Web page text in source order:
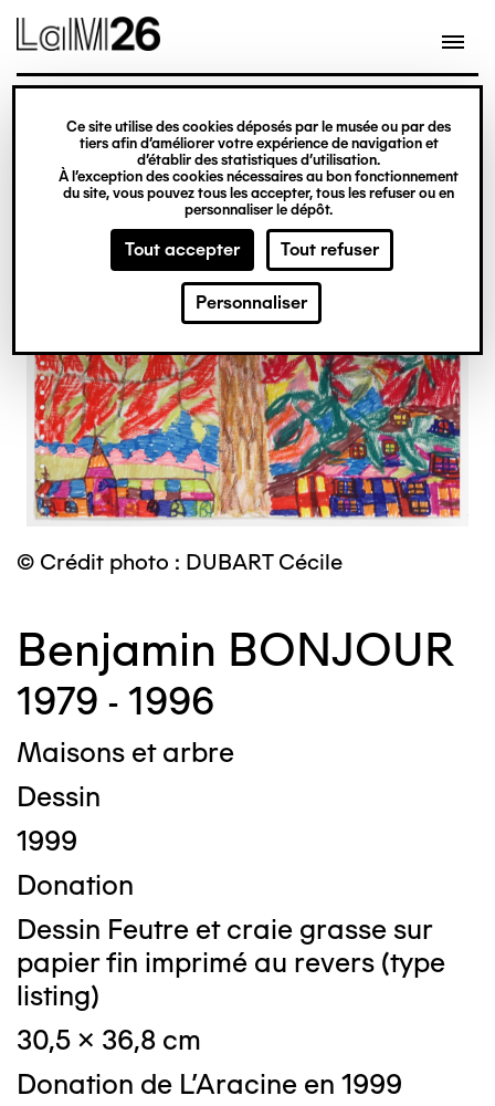
Gestion des cookies
Ce site utilise des cookies déposés par le musée ou par des
tiers afin d’améliorer votre expérience de navigation et
d’établir des statistiques d’utilisation.
À l’exception des cookies nécessaires au bon fonctionnement
du site, vous pouvez tous les accepter, tous les refuser ou en
personnaliser le dépôt.
Tout accepter Tout refuser
Personnaliser
contenu
© Crédit photo : DUBART Cécile
Benjamin BONJOUR
1979 - 1996
Maisons et arbre
Dessin
1999
Donation
Dessin Feutre et craie grasse sur
papier fin imprimé au revers (type
listing)
30,5 x 36,8 cm
Donation de L'Aracine en 1999